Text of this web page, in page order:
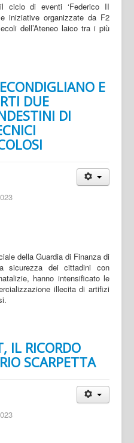
ciclo di eventi ‘Federico II
iniziative organizzate da F2
dell’Ateneo laico tra i più
E
DUE
DI
della Guardia di Finanza di
sicurezza dei cittadini con
hanno intensificato le
illecita di artifizi
IL RICORDO
SCARPETTA